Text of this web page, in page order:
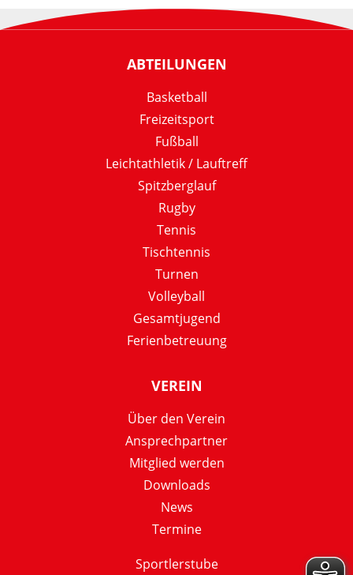
ABTEILUNGEN
Basketball
Freizeitsport
Fußball
Leichtathletik / Lauftreff
Spitzberglauf
Rugby
Tennis
Tischtennis
Turnen
Volleyball
Gesamtjugend
Ferienbetreuung
VEREIN
Über den Verein
Ansprechpartner
Mitglied werden
Downloads
News
Termine
Sportlerstube